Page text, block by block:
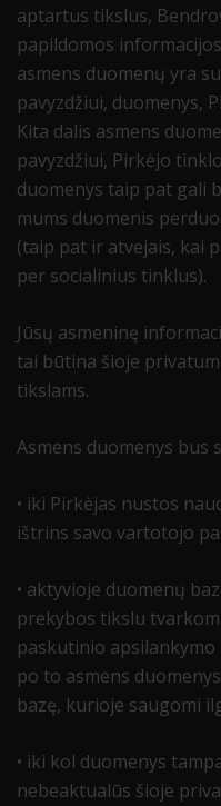
aptartus tikslus,
papildomos
asmens duomenų yra
pavyzdžiui, duomenys,
Kita dalis asmens
pavyzdžiui, Pirkėjo
duomenys taip pat gali
mums duomenis
(taip pat ir atvejais, kai
per socialinius tinklus).
Jūsų asmeninę
tai būtina šioje
tikslams.
Asmens duomenys bus
• iki Pirkėjas nustos
ištrins savo vartotojo
• aktyvioje duomenų
prekybos tikslu
paskutinio
po to asmens
bazę, kurioje saugomi
• iki kol duomenys
nebeaktualūs šioje